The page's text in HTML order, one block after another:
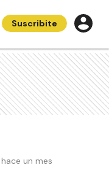
Suscribite
un mes